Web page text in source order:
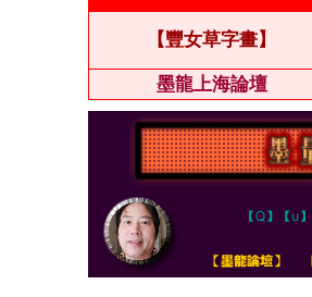
【豐女草字畫】
墨龍上海論壇